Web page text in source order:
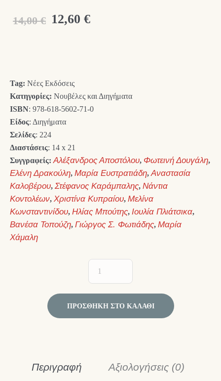
14,00 € Original
12,60 €Η
12,60 €.
Tag: Νέες Εκδόσεις
Κατηγορίες: Νουβέλες και Διηγήματα
ISBN: 978-618-5602-71-0
Είδος: Διηγήματα
Σελίδες: 224
Διαστάσεις: 14 x 21
Συγγραφείς: Αλέξανδρος Αποστόλου, Φωτεινή Δουγάλη,
Ελένη Δρακούλη, Μαρία Ευστρατιάδη, Αναστασία
Καλοβέρου, Στέφανος Καράμπαλης, Νάντια
Κοντολέων, Χριστίνα Κυπραίου, Μελίνα
Κωνσταντινίδου, Ηλίας Μπούτης, Ιουλία Πλιάτσικα,
Βανέσα Τοπούζη, Γιώργος Σ. Φωτιάδης, Μαρία
Χάμαλη
ΠΡΟΣΘΉΚΗ ΣΤΟ ΚΑΛΆΘΙ
Περιγραφή Αξιολογήσεις (0)